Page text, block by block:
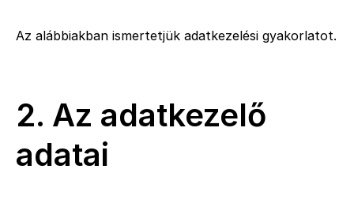
Az alábbiakban ismertetjük adatkezelési gyakorlatot.
2. Az adatkezelő
adatai